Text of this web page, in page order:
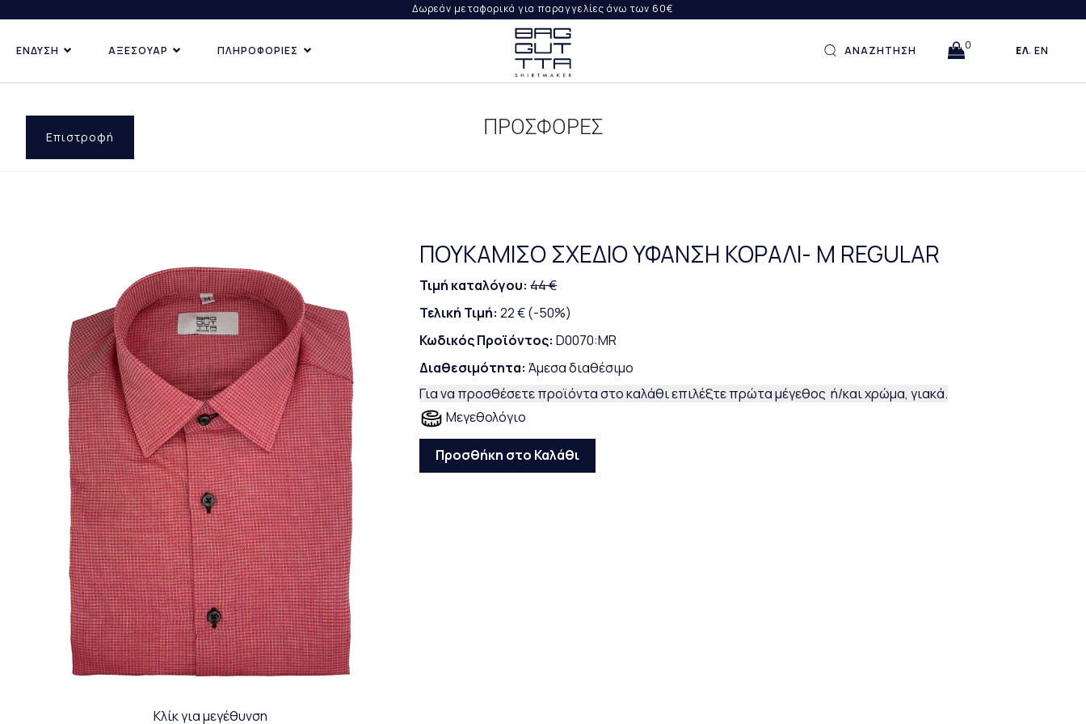
0
Δωρεάν μεταφορικά για παραγγελίες άνω των 60€
ΕΝΔΥΣΗ ΑΞΕΣΟΥΑΡ ΠΛΗΡΟΦΟΡΙΕΣ ΑΝΑΖΗΤΗΣΗ ΕΛΛΗΝΙΚΆ
ENGLISH
ΠΡΟΣΦΟΡΕΣ
Επιστροφή
Κλίκ για μεγέθυνση
ΠΟΥΚΑΜΙΣΟ ΣΧΕΔΙΟ ΥΦΑΝΣΗ ΚΟΡΑΛΙ- M REGULAR
Τιμή καταλόγου: 44 €
Τελική Τιμή: 22 €(-50%)
Κωδικός Προϊόντος: D0070:MR
Διαθεσιμότητα: Άμεσα διαθέσιμο
Για να προσθέσετε προϊόντα στο καλάθι επιλέξτε πρώτα μέγεθος ή/και χρώμα, γιακά.
Μεγεθολόγιο
Προσθήκη στο Καλάθι